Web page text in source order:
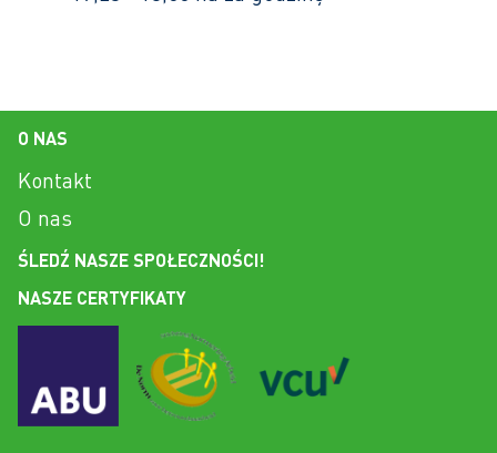
O NAS
Kontakt
O nas
ŚLEDŹ NASZE SPOŁECZNOŚCI!
NASZE CERTYFIKATY